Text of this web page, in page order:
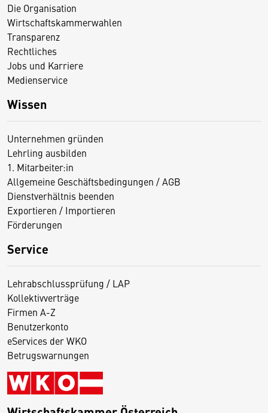
Die Organisation
Wirtschaftskammerwahlen
Transparenz
Rechtliches
Jobs und Karriere
Medienservice
Wissen
Unternehmen gründen
Lehrling ausbilden
1. Mitarbeiter:in
Allgemeine Geschäftsbedingungen / AGB
Dienstverhältnis beenden
Exportieren / Importieren
Förderungen
Service
Lehrabschlussprüfung / LAP
Kollektivverträge
Firmen A-Z
Benutzerkonto
eServices der WKO
Betrugswarnungen